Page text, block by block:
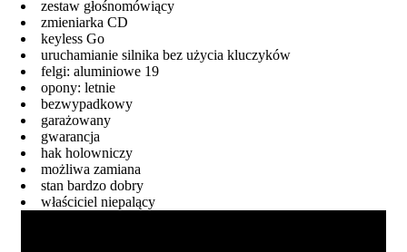
zestaw głośnomówiący
zmieniarka CD
keyless Go
uruchamianie silnika bez użycia kluczyków
felgi: aluminiowe 19
opony: letnie
bezwypadkowy
garażowany
gwarancja
hak holowniczy
możliwa zamiana
stan bardzo dobry
właściciel niepalący